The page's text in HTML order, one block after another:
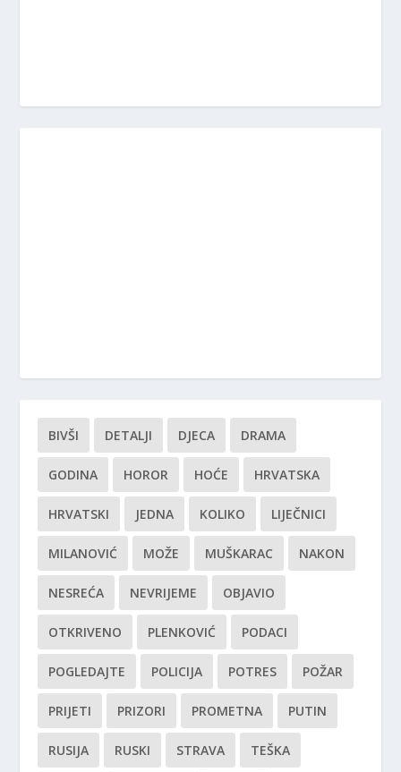
BIVŠI DETALJI DJECA DRAMA
GODINA HOROR HOĆE HRVATSKA
HRVATSKI JEDNA KOLIKO LIJEČNICI
MILANOVIĆ MOŽE MUŠKARAC NAKON
NESREĆA NEVRIJEME OBJAVIO
OTKRIVENO PLENKOVIĆ PODACI
POGLEDAJTE POLICIJA POTRES POŽAR
PRIJETI PRIZORI PROMETNA PUTIN
RUSIJA RUSKI STRAVA TEŠKA